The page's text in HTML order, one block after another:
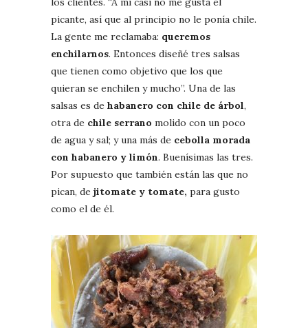
picante, así que al principio no le ponía chile.
La gente me reclamaba: queremos
enchilarnos. Entonces diseñé tres salsas
que tienen como objetivo que los que
quieran se enchilen y mucho”. Una de las
salsas es de habanero con chile de árbol,
otra de chile serrano molido con un poco
de agua y sal; y una más de cebolla morada
con habanero y limón. Buenísimas las tres.
Por supuesto que también están las que no
pican, de jitomate y tomate, para gusto
como el de él.